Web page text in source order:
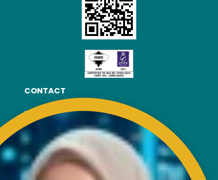
CONTACT
RISDA Headquarters
Km 7, Jalan Ampang,
Karung Berkunci 11067,
50990 Kuala Lumpur.
Tel : +603-4256 4022
Fax : +603- 4257 6726